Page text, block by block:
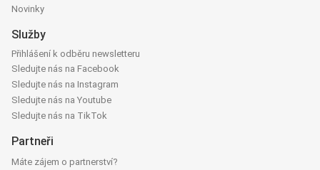
Novinky
Služby
Přihlášení k odběru newsletteru
Sledujte nás na Facebook
Sledujte nás na Instagram
Sledujte nás na Youtube
Sledujte nás na TikTok
Partneři
Máte zájem o partnerství?